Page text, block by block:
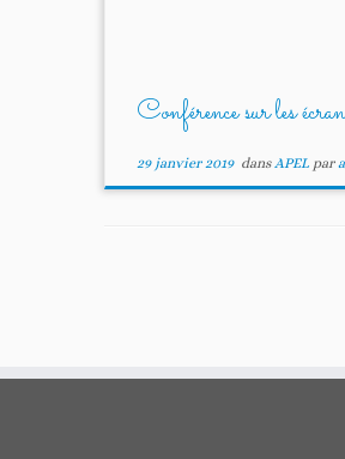
Conférence sur les
29 janvier 2019dansAPEL par